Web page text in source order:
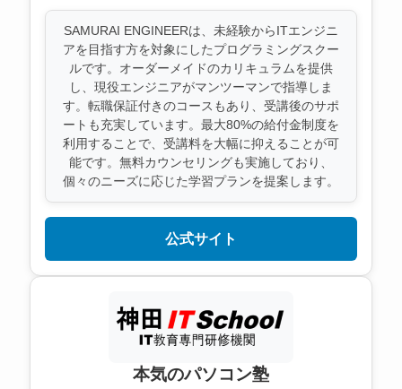
SAMURAI ENGINEERは、未経験からITエンジニ
アを目指す方を対象にしたプログラミングスクー
ルです。オーダーメイドのカリキュラムを提供
し、現役エンジニアがマンツーマンで指導しま
す。転職保証付きのコースもあり、受講後のサポ
ートも充実しています。最大80%の給付金制度を
利用することで、受講料を大幅に抑えることが可
能です。無料カウンセリングも実施しており、
個々のニーズに応じた学習プランを提案します。
公式サイト
本気のパソコン塾